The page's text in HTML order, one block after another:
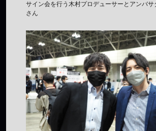
サイン会を行う木村プロデューサーとアンバサ
さん